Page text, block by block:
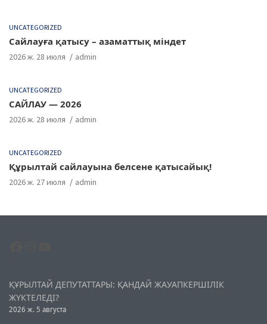
UNCATEGORIZED
Сайлауға қатысу – азаматтық міндет
2026 ж. 28 июля admin
UNCATEGORIZED
САЙЛАУ — 2026
2026 ж. 28 июля admin
UNCATEGORIZED
Құрылтай сайлауына белсене қатысайық!
2026 ж. 27 июля admin
ҚҰРЫЛТАЙ ДЕПУТАТТАРЫ: ҚАНДАЙ ЖАУАПКЕРШІЛІК
ЖҮКТЕЛЕДІ?
2026 ж. 5 августа